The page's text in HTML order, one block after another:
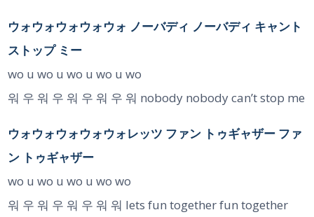
ウォウォウォウォウォ ノーバディ ノーバディ キャント
ストップ ミー
wo u wo u wo u wo u wo
워 우 워 우 워 우 워 우 워 nobody nobody can’t stop me
ウォウォウォウォウォレッツ ファン トゥギャザー ファ
ン トゥギャザー
wo u wo u wo u wo wo
워 우 워 우 워 우 워 워 lets fun together fun together